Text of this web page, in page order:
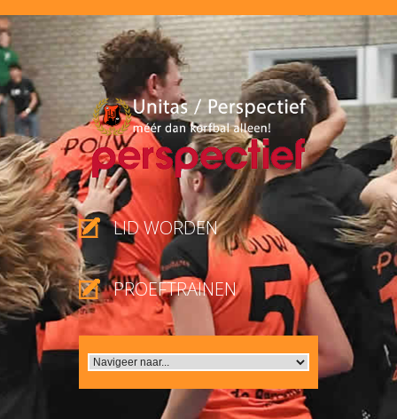
LID WORDEN
PROEFTRAINEN